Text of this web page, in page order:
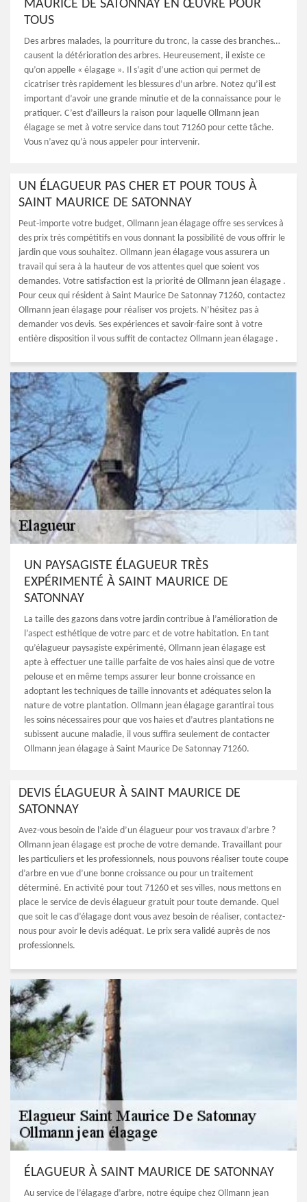
MAURICE DE SATONNAY EN ŒUVRE POUR
TOUS
Des arbres malades, la pourriture du tronc, la casse des branches…
causent la détérioration des arbres. Heureusement, il existe ce
qu’on appelle « élagage ». Il s’agit d’une action qui permet de
cicatriser très rapidement les blessures d’un arbre. Notez qu’il est
important d’avoir une grande minutie et de la connaissance pour le
pratiquer. C’est d’ailleurs la raison pour laquelle Ollmann jean
élagage se met à votre service dans tout 71260 pour cette tâche.
Vous n’avez qu’à nous appeler pour intervenir.
UN ÉLAGUEUR PAS CHER ET POUR TOUS À
SAINT MAURICE DE SATONNAY
Peut-importe votre budget, Ollmann jean élagage offre ses services à
des prix très compétitifs en vous donnant la possibilité de vous offrir le
jardin que vous souhaitez. Ollmann jean élagage vous assurera un
travail qui sera à la hauteur de vos attentes quel que soient vos
demandes. Votre satisfaction est la priorité de Ollmann jean élagage .
Pour ceux qui résident à Saint Maurice De Satonnay 71260, contactez
Ollmann jean élagage pour réaliser vos projets. N’hésitez pas à
demander vos devis. Ses expériences et savoir-faire sont à votre
entière disposition il vous suffit de contactez Ollmann jean élagage .
UN PAYSAGISTE ÉLAGUEUR TRÈS
EXPÉRIMENTÉ À SAINT MAURICE DE
SATONNAY
La taille des gazons dans votre jardin contribue à l’amélioration de
l’aspect esthétique de votre parc et de votre habitation. En tant
qu’élagueur paysagiste expérimenté, Ollmann jean élagage est
apte à effectuer une taille parfaite de vos haies ainsi que de votre
pelouse et en même temps assurer leur bonne croissance en
adoptant les techniques de taille innovants et adéquates selon la
nature de votre plantation. Ollmann jean élagage garantirai tous
les soins nécessaires pour que vos haies et d’autres plantations ne
subissent aucune maladie, il vous suffira seulement de contacter
Ollmann jean élagage à Saint Maurice De Satonnay 71260.
DEVIS ÉLAGUEUR À SAINT MAURICE DE
SATONNAY
Avez-vous besoin de l’aide d’un élagueur pour vos travaux d’arbre ?
Ollmann jean élagage est proche de votre demande. Travaillant pour
les particuliers et les professionnels, nous pouvons réaliser toute coupe
d’arbre en vue d’une bonne croissance ou pour un traitement
déterminé. En activité pour tout 71260 et ses villes, nous mettons en
place le service de devis élagueur gratuit pour toute demande. Quel
que soit le cas d’élagage dont vous avez besoin de réaliser, contactez-
nous pour avoir le devis adéquat. Le prix sera validé auprès de nos
professionnels.
ÉLAGUEUR À SAINT MAURICE DE SATONNAY
Au service de l’élagage d’arbre, notre équipe chez Ollmann jean